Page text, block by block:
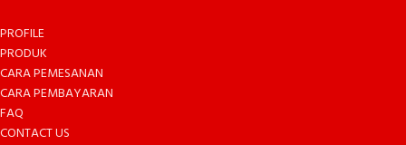
PROFILE
PRODUK
CARA PEMESANAN
CARA PEMBAYARAN
FAQ
CONTACT US